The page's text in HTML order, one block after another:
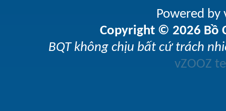
Powered
Copyright © 2026 Bồ
BQT không chịu bất cứ trách
vZOOZ